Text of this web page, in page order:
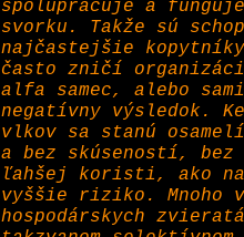
spolupracuje a
svorku. Takže sú
najčastejšie
často zničí
alfa samec, alebo
negatívny výsledok.
vlkov sa stanú
a bez skúseností, bez
ľahšej koristi, ako
vyššie riziko. Mnoho
hospodárskych